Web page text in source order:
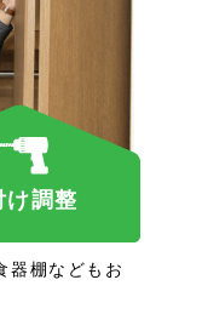
け調整
器棚などもお